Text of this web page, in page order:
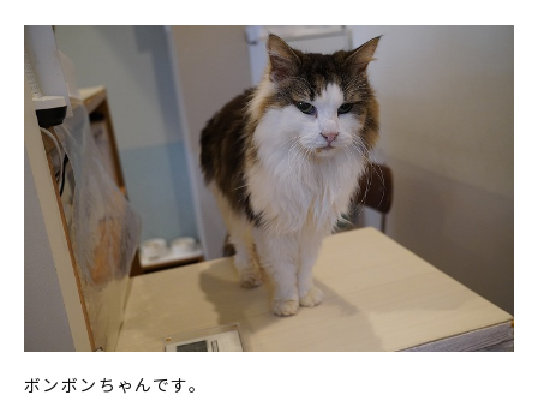
ボンボンちゃんです。